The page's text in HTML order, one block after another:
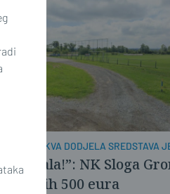
'TAKVA DODJELA SREDSTAVA
hvala!”: NK Sloga
500 eura